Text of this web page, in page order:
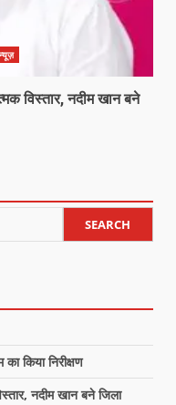
विस्तार, नदीम खान बने
SEARCH
किया निरीक्षण
नदीम खान बने जिला